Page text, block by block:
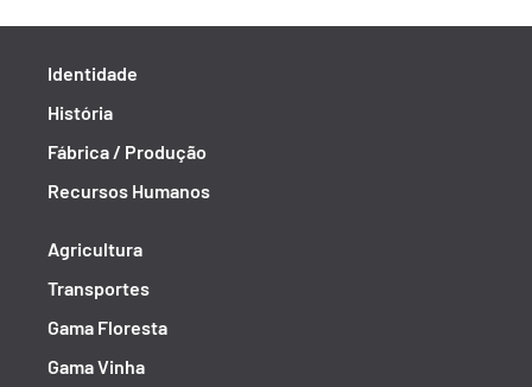
Identidade
História
Fábrica / Produção
Recursos Humanos
Agricultura
Transportes
Gama Floresta
Gama Vinha